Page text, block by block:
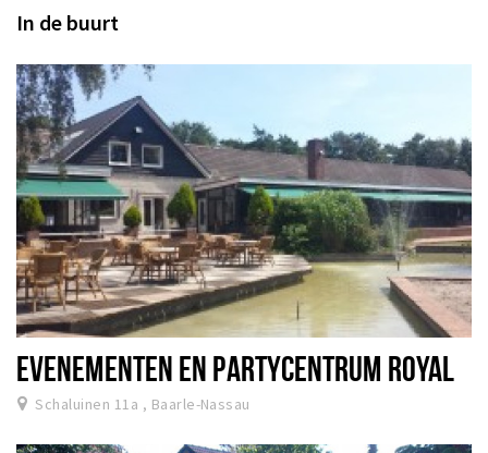
In de buurt
EVENEMENTEN EN PARTYCENTRUM ROYAL
Schaluinen 11a , Baarle-Nassau